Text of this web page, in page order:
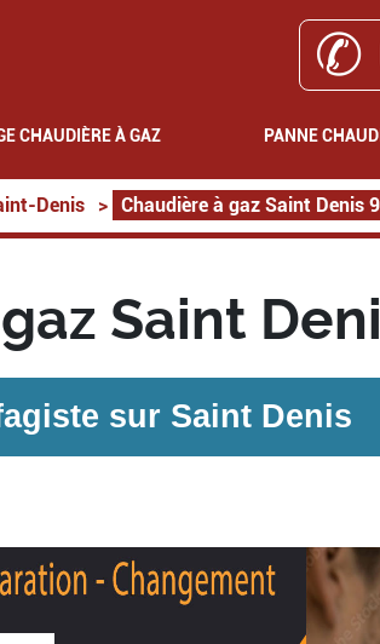
✆
CHAUDIÈRE À GAZ PANNE
Denis > Chaudière à gaz Saint Denis
Saint
sur Saint Denis